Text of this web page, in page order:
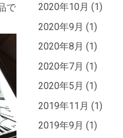
で
2020年10月 (1)
2020年9月 (1)
2020年8月 (1)
2020年7月 (1)
2020年5月 (1)
2019年11月 (1)
2019年9月 (1)